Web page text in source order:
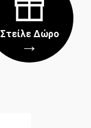
Στείλε Δώρο
→